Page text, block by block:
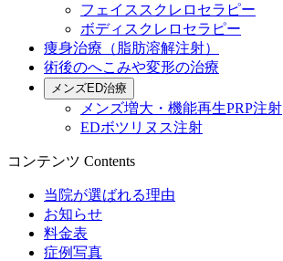
フェイススクレロセラピー
ボディスクレロセラピー
痩身治療（脂肪溶解注射）
術後のへこみや変形の治療
メンズED治療
メンズ増大・機能再生PRP注射
EDボツリヌス注射
コンテンツ Contents
当院が選ばれる理由
お知らせ
料金表
症例写真